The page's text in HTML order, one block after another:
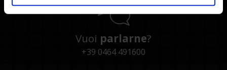
Vuoi parlarne?
+39 0464 491600